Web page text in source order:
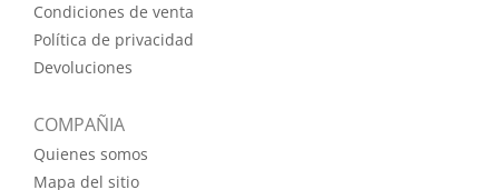
Condiciones de venta
Política de privacidad
Devoluciones
COMPAÑIA
Quienes somos
Mapa del sitio